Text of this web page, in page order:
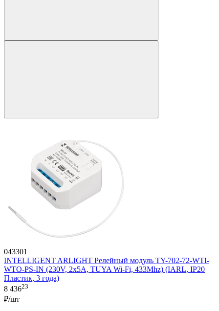
043301
INTELLIGENT ARLIGHT Релейный модуль TY-702-72-WTI-
WTO-PS-IN (230V, 2x5A, TUYA Wi-Fi, 433Mhz) (IARL, IP20
Пластик, 3 года)
8 43623
₽/шт